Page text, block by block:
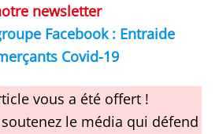
newsletter
Facebook : Entraide
Covid-19
vous a été offert !
le média qui défend